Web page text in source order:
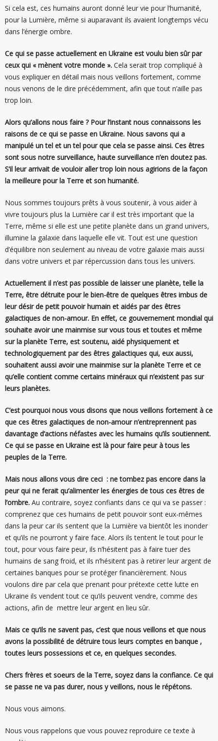
Si cela est, ces humains auront donné leur vie pour l’humanité,
pour la Lumière, même si auparavant ils avaient longtemps vécu
dans l’énergie ombre.
Ce qui se passe actuellement en Ukraine est voulu bien sûr par
ceux qui « mènent votre monde ». Cela serait trop compliqué à
vous expliquer en détail mais nous veillons fortement, comme
nous venons de le dire précédemment, afin que tout n’aille pas
trop loin.
Alors qu’allons nous faire ? Pour l’instant nous connaissons les
raisons de ce qui se passe en Ukraine. Nous savons qui a
manipulé un tel et un tel pour que cela se passe ainsi. Ces êtres
sont sous notre surveillance, haute surveillance n’en doutez pas.
S’il leur arrivait de vouloir aller trop loin nous agirions de la façon
la meilleure pour la Terre et son humanité.
Nous sommes toujours prêts à vous soutenir, à vous aider à
vivre toujours plus la Lumière car il est très important que la
Terre, même si elle est une petite planète dans un grand univers,
illumine la galaxie dans laquelle elle vit. Tout est une question
d’équilibre non seulement au niveau de votre galaxie mais aussi
dans votre univers et par répercussion dans tous les univers.
Actuellement il n’est pas possible de laisser une planète, telle la
Terre, être détruite pour le bien-être de quelques êtres imbus de
leur désir de petit pouvoir humain et aidés par des êtres
galactiques de non-amour. En effet, ce gouvernement mondial qui
souhaite avoir une mainmise sur vous tous et toutes et même
sur la planète Terre, est soutenu, aidé physiquement et
technologiquement par des êtres galactiques qui, eux aussi,
souhaitent aussi avoir une mainmise sur la planète Terre et ce
qu’elle contient comme certains minéraux qui n’existent pas sur
leurs planètes.
C’est pourquoi nous vous disons que nous veillons fortement à ce
que ces êtres galactiques de non-amour n’entreprennent pas
davantage d’actions néfastes avec les humains qu’ils soutiennent.
Ce qui se passe en Ukraine est là pour faire peur à tous les
peuples de la Terre.
Mais nous allons vous dire ceci : ne tombez pas encore dans la
peur qui ne ferait qu’alimenter les énergies de tous ces êtres de
l’ombre. Au contraire, soyez confiants dans ce qui va se passer :
comprenez que ces humains de petit pouvoir sont eux-mêmes
dans la peur car ils sentent que la Lumière va bientôt les inonder
et qu’ils ne pourront y faire face. Alors ils tentent le tout pour le
tout, pour vous faire peur, ils n’hésitent pas à faire tuer des
humains de sang froid, et ils n’hésitent pas à retirer leur argent de
certaines banques pour se protéger financièrement. Nous
voulons dire par cela que prenant pour prétexte cette lutte en
Ukraine ils vendent tout ce qu’ils peuvent vendre, comme des
actions, afin de mettre leur argent en lieu sûr.
Mais ce qu’ils ne savent pas, c’est que nous veillons et que nous
avons la possibilité de détruire tous leurs comptes en banque ,
toutes leurs possessions et ce, en quelques secondes.
Chers frères et soeurs de la Terre, soyez dans la confiance. Ce qui
se passe ne va pas durer, nous y veillons, nous le répétons.
Nous vous aimons.
Nous vous rappelons que vous pouvez reproduire ce texte à